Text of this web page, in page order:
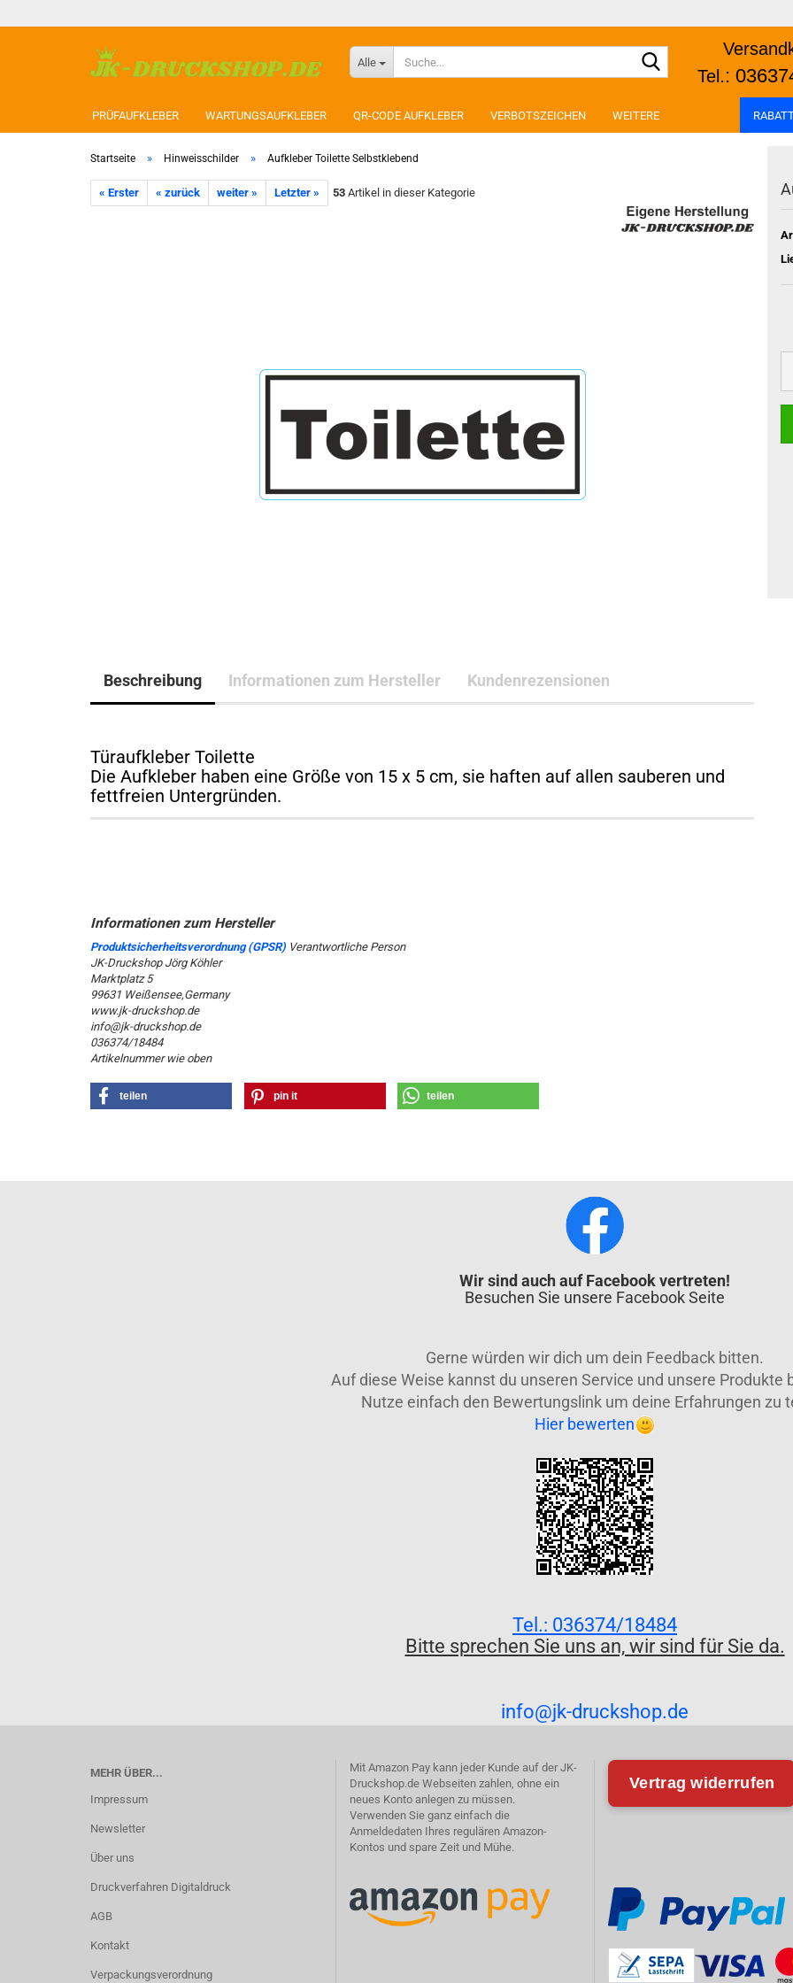
Alle
Tel.:
PRÜFAUFKLEBER WARTUNGSAUFKLEBER QR-CODE AUFKLEBER VERBOTSZEICHEN WEITERE
Startseite » Hinweisschilder » Aufkleber Toilette Selbstklebend
« Erster « zurück weiter » Letzter » 53 Artikel in dieser Kategorie
Beschreibung Informationen zum Hersteller Kundenrezensionen
Türaufkleber Toilette
Die Aufkleber haben eine Größe von 15 x 5 cm, sie haften auf allen sauberen und
fettfreien Untergründen.
Produktsicherheitsverordnung (GPSR) Verantwortliche Person
JK-Druckshop Jörg Köhler
Marktplatz 5
99631 Weißensee,Germany
www.jk-druckshop.de
info@jk-druckshop.de
036374/18484
Artikelnummer wie oben
teilen pin it teilen
Wir sind auch auf Facebook vertreten!
Besuchen Sie unsere Facebook Seite
Gerne würden wir dich um dein Feedback bitten.
Auf diese Weise kannst du unseren Service und unsere Produkte
Nutze einfach den Bewertungslink um deine Erfahrungen zu
Hier bewerten
Tel.: 036374/18484
Bitte sprechen Sie uns an, wir sind für Sie da.
info@jk-druckshop.de
MEHR ÜBER...
Impressum
Newsletter
Über uns
Druckverfahren Digitaldruck
AGB
Kontakt
Verpackungsverordnung
Mit Amazon Pay kann jeder Kunde auf der JK-
Druckshop.de Webseiten zahlen, ohne ein
neues Konto anlegen zu müssen.
Verwenden Sie ganz einfach die
Anmeldedaten Ihres regulären Amazon-
Kontos und spare Zeit und Mühe.
Vertrag widerrufen